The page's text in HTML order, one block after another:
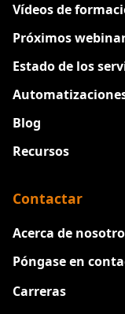
Vídeos de
Próximos
Estado de los
Blog
Recursos
Contactar
Acerca de
Póngase en
Carreras